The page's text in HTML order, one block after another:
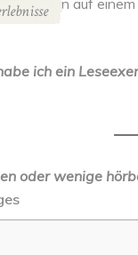
ich ein
oder wenige